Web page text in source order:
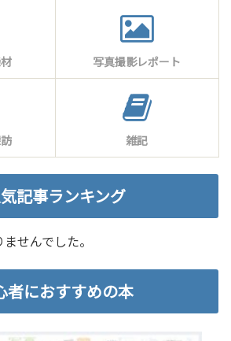
写真撮影レポート
雑記
記事ランキング
せんでした。
者におすすめの本